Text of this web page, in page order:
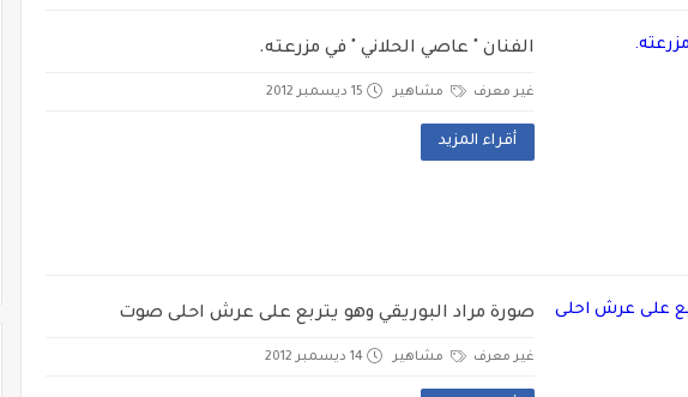
الفنان " عاصي الحلاني " في مزرعته.
غير معرف مشاهير 15 ديسمبر 2012
أقراء المزيد
صورة مراد البوريقي وهو يتربع على عرش احلى صوت
غير معرف مشاهير 14 ديسمبر 2012